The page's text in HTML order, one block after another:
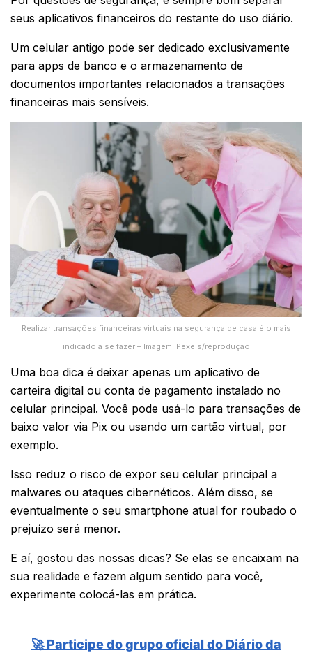
seus aplicativos financeiros do restante do uso diário.
Um celular antigo pode ser dedicado exclusivamente
para apps de banco e o armazenamento de
documentos importantes relacionados a transações
financeiras mais sensíveis.
Realizar transações financeiras virtuais na segurança de casa é o mais
indicado a se fazer – Imagem: Pexels/reprodução
Uma boa dica é deixar apenas um aplicativo de
carteira digital ou conta de pagamento instalado no
celular principal. Você pode usá-lo para transações de
baixo valor via Pix ou usando um cartão virtual, por
exemplo.
Isso reduz o risco de expor seu celular principal a
malwares ou ataques cibernéticos. Além disso, se
eventualmente o seu smartphone atual for roubado o
prejuízo será menor.
E aí, gostou das nossas dicas? Se elas se encaixam na
sua realidade e fazem algum sentido para você,
experimente colocá-las em prática.
🚀 Participe do grupo oficial do Diário da